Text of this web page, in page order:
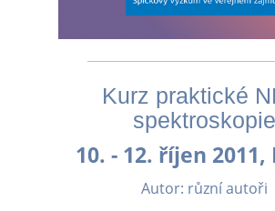
Kurz praktické
spektroskopie
10. - 12. říjen 2011,
Autor: různí autoři